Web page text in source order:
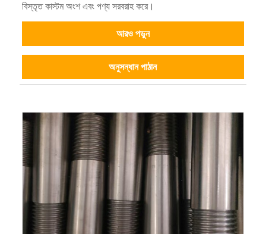
বিস্তৃত কাস্টম অংশ এবং পণ্য সরবরাহ করে।
আরও পড়ুন
অনুসন্ধান পাঠান